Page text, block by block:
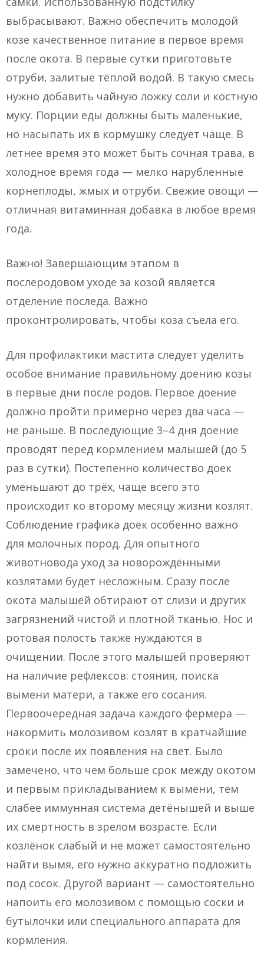
выбрасывают. Важно обеспечить молодой
козе качественное питание в первое время
после окота. В первые сутки приготовьте
отруби, залитые тёплой водой. В такую смесь
нужно добавить чайную ложку соли и костную
муку. Порции еды должны быть маленькие,
но насыпать их в кормушку следует чаще. В
летнее время это может быть сочная трава, в
холодное время года — мелко нарубленные
корнеплоды, жмых и отруби. Свежие овощи —
отличная витаминная добавка в любое время
года.
Важно! Завершающим этапом в
послеродовом уходе за козой является
отделение последа. Важно
проконтролировать, чтобы коза съела его.
Для профилактики мастита следует уделить
особое внимание правильному доению козы
в первые дни после родов. Первое доение
должно пройти примерно через два часа —
не раньше. В последующие 3–4 дня доение
проводят перед кормлением малышей (до 5
раз в сутки). Постепенно количество доек
уменьшают до трёх, чаще всего это
происходит ко второму месяцу жизни козлят.
Соблюдение графика доек особенно важно
для молочных пород. Для опытного
животновода уход за новорождёнными
козлятами будет несложным. Сразу после
окота малышей обтирают от слизи и других
загрязнений чистой и плотной тканью. Нос и
ротовая полость также нуждаются в
очищении. После этого малышей проверяют
на наличие рефлексов: стояния, поиска
вымени матери, а также его сосания.
Первоочередная задача каждого фермера —
накормить молозивом козлят в кратчайшие
сроки после их появления на свет. Было
замечено, что чем больше срок между окотом
и первым прикладыванием к вымени, тем
слабее иммунная система детёнышей и выше
их смертность в зрелом возрасте. Если
козлёнок слабый и не может самостоятельно
найти вымя, его нужно аккуратно подложить
под сосок. Другой вариант — самостоятельно
напоить его молозивом с помощью соски и
бутылочки или специального аппарата для
кормления.